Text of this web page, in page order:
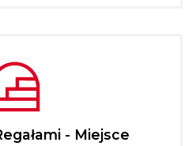
- Miejsce